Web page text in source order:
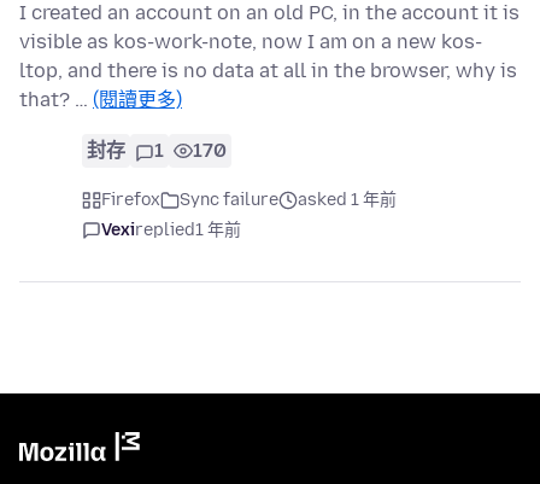
I created an account on an old PC, in the account it is
visible as kos-work-note, now I am on a new kos-
ltop, and there is no data at all in the browser, why is
that? … (閱讀更多)
封存 1 170
Firefox Sync failure
asked 1 年前
Vexireplied1 年前